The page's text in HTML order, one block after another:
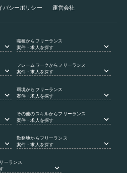
バシーポリシー 運営会社
職種からフリーランス
案件・求人を探す
フレームワークからフリーランス
案件・求人を探す
環境からフリーランス
案件・求人を探す
その他のスキルからフリーランス
案件・求人を探す
勤務地からフリーランス
案件・求人を探す
ーランス